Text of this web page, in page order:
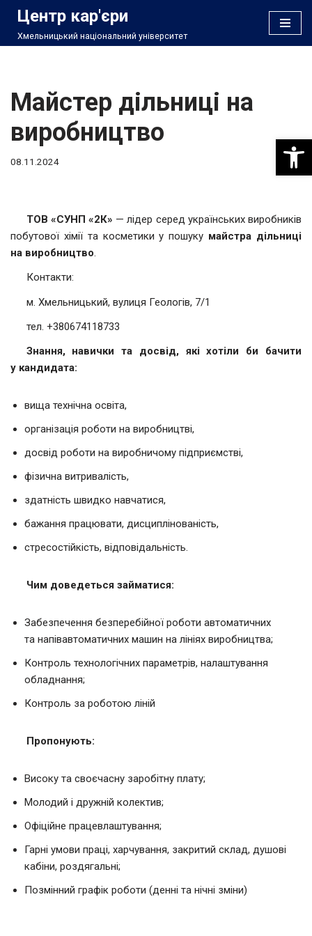
Перейти
Центр кар'єри
Хмельницький національний університет
Майстер дільниці на
виробництво
08.11.2024
ТОВ «СУНП «2К» — лідер серед українських виробників
побутової хімії та косметики у пошуку майстра дільниці
на виробництво.
Контакти:
м. Хмельницький, вулиця Геологів, 7/1
тел. +380674118733
Знання, навички та досвід, які хотіли би бачити
у кандидата:
вища технічна освіта,
організація роботи на виробництві,
досвід роботи на виробничому підприємстві,
фізична витривалість,
здатність швидко навчатися,
бажання працювати, дисциплінованість,
стресостійкість, відповідальність.
Чим доведеться займатися:
Забезпечення безперебійної роботи автоматичних
та напівавтоматичних машин на лініях виробництва;
Контроль технологічних параметрів, налаштування
обладнання;
Контроль за роботою ліній
Пропонують:
Високу та своєчасну заробітну плату;
Молодий і дружній колектив;
Офіційне працевлаштування;
Гарні умови праці, харчування, закритий склад, душові
кабіни, роздягальні;
Позмінний графік роботи (денні та нічні зміни)